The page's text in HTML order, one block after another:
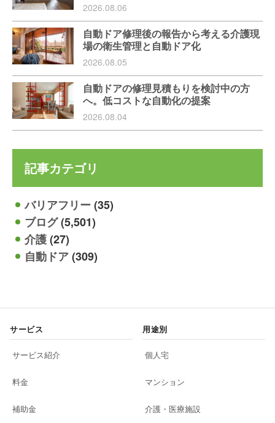
2026.08.06
自動ドア修理後の報告から考える介護現
場の衛生管理と自動ドア化
2026.08.05
自動ドアの修理見積もりを検討中の方
へ。低コストな自動化の提案
2026.08.04
記事カテゴリ
バリアフリー(35)
ブログ(5,501)
介護(27)
自動ドア(309)
サービス
サービス紹介
料金
補助金
用途別
個人宅
マンション
介護・医療施設